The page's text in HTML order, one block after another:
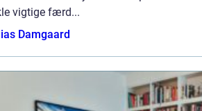
vigtige færd...
Damgaard